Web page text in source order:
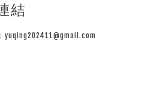
結
yuqing202411@gmail.com